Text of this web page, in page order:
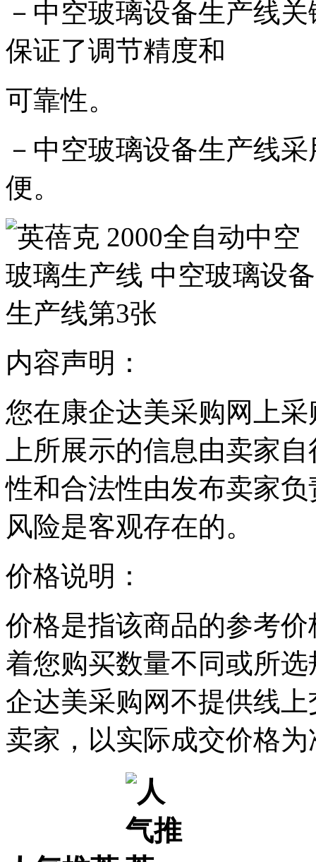
－中空玻璃设备生产线
保证了调节精度和
可靠性。
－中空玻璃设备生产线
便。
内容声明：
您在康企达美采购网上
上所展示的信息由卖家
性和合法性由发布卖家
风险是客观存在的。
价格说明：
价格是指该商品的参考
着您购买数量不同或所
企达美采购网不提供线
卖家，以实际成交价格为